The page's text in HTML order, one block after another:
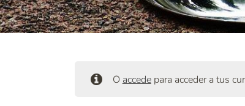
O accedepara acceder a tus